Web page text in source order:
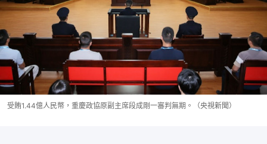
受賄1.44億人民幣，重慶政協原副主席段成剛一審判無期。（央視新聞）